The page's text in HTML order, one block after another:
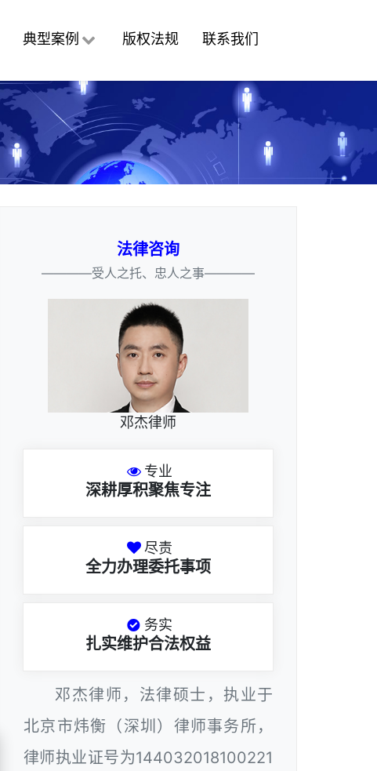
典型案例 版权法规 联系我们
法律咨询
————受人之托、忠人之事————
邓杰律师
专业
深耕厚积聚焦专注
尽责
全力办理委托事项
务实
扎实维护合法权益
邓杰律师，法律硕士，执业于
北京市炜衡（深圳）律师事务所，
律师执业证号为144032018100221